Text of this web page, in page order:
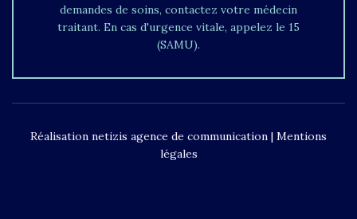
demandes de soins, contactez votre médecin
traitant. En cas d'urgence vitale, appelez le 15
(SAMU).
Réalisation netizis agence de communication | Mentions
légales